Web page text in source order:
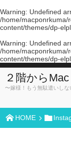
Warning: Undefined
/home/macponrkuma/
content/themes/dp-
Warning: Undefined
/home/macponrkuma/
content/themes/dp-
２階からMac
〜嫁様！もう無駄遣いし
HOME